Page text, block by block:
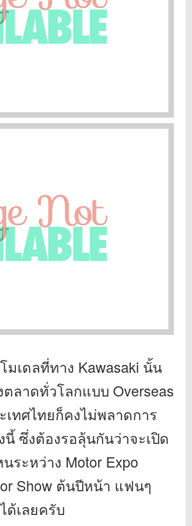
มเดลที่ทาง Kawasaki นั้น
ลาดทั่วโลกแบบ Overseas
ทศไทยก็คงไม่พลาดการ
ซึ่งต้องรอลุ้นกันว่าจะเปิด
ระหว่าง Motor Expo
Show ต้นปีหน้า แฟนๆ
ด้เลยครับ